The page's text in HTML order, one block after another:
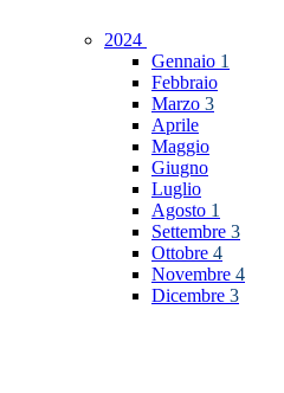
2024
Gennaio 1
Febbraio
Marzo 3
Aprile
Maggio
Giugno
Luglio
Agosto 1
Settembre 3
Ottobre 4
Novembre 4
Dicembre 3